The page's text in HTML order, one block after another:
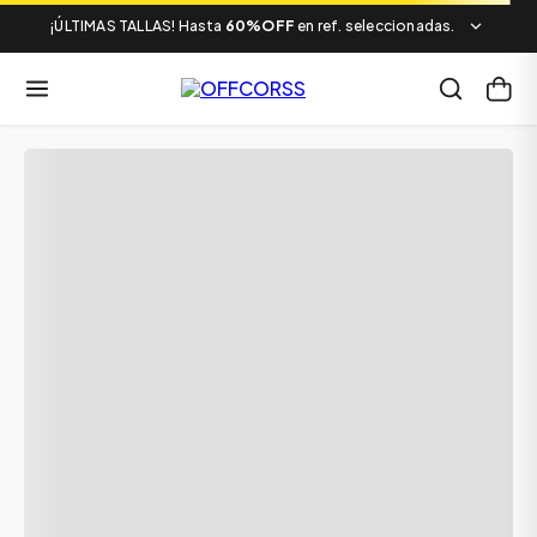
¡ÚLTIMAS TALLAS! Hasta 60%OFF en ref. seleccionadas.